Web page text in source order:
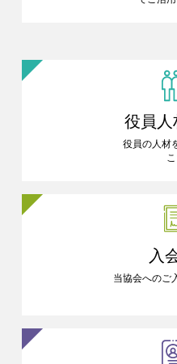
役員人
役員の人材
入
当協会へのご